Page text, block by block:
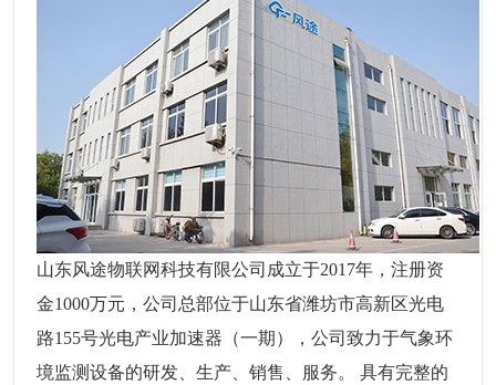
山东风途物联网科技有限公司成立于2017年，注册资
金1000万元，公司总部位于山东省潍坊市高新区光电
路155号光电产业加速器（一期），公司致力于气象环
境监测设备的研发、生产、销售、服务。 具有完整的